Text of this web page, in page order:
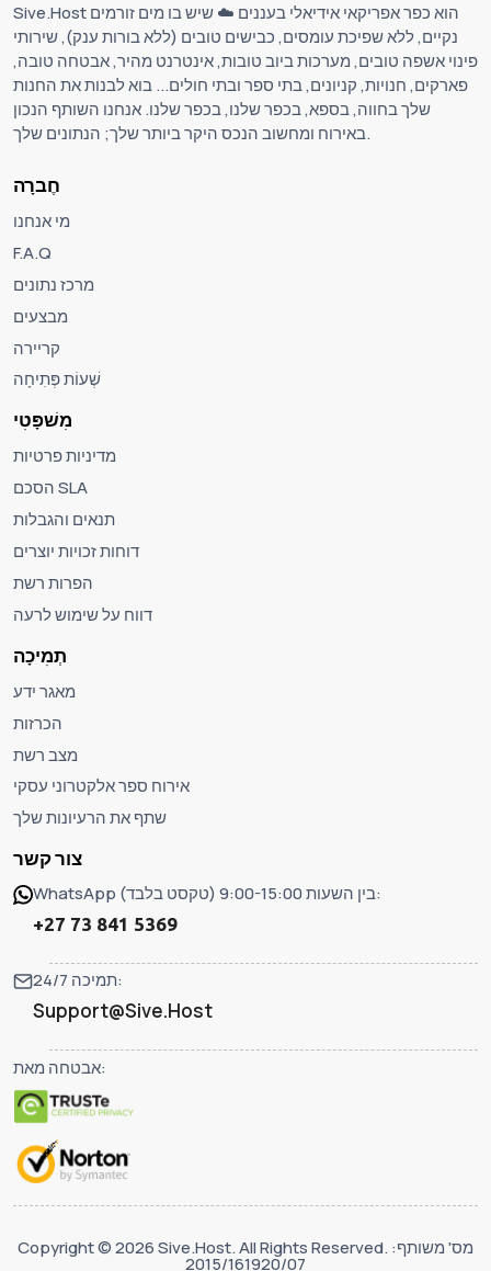
Sive.Host הוא כפר אפריקאי אידיאלי בעננים ☁️ שיש בו מים זורמים
נקיים, ללא שפיכת עומסים, כבישים טובים (ללא בורות ענק), שירותי
פינוי אשפה טובים, מערכות ביוב טובות, אינטרנט מהיר, אבטחה טובה,
פארקים, חנויות, קניונים, בתי ספר ובתי חולים... בוא לבנות את החנות
שלך בחווה, בספא, בכפר שלנו, בכפר שלנו. אנחנו השותף הנכון
באירוח ומחשוב הנכס היקר ביותר שלך; הנתונים שלך.
חֶברָה
מי אנחנו
F.A.Q
מרכז נתונים
מבצעים
קריירה
שְׁעוֹת פְּתִיחָה
מִשׁפָּטִי
מדיניות פרטיות
הסכם SLA
תנאים והגבלות
דוחות זכויות יוצרים
הפרות רשת
דווח על שימוש לרעה
תְמִיכָה
מאגר ידע
הכרזות
מצב רשת
אירוח ספר אלקטרוני עסקי
שתף את הרעיונות שלך
צור קשר
WhatsApp (טקסט בלבד) בין השעות 9:00-15:00:
+27 73 841 5369
תמיכה 24/7:
Support@Sive.Host
אבטחה מאת:
Copyright © 2026 Sive.Host. All Rights Reserved. מס' משותף:
2015/161920/07